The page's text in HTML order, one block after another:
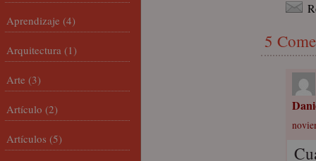
5
Aprendizaje (4)
Arquitectura (1)
Arte (3)
Artículo (2)
Artículos (5)